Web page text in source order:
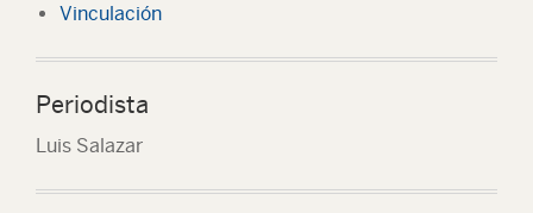
Vinculación
Periodista
Luis Salazar